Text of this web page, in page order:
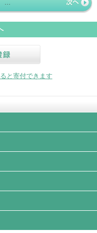
次ページ
»
と寄付できます